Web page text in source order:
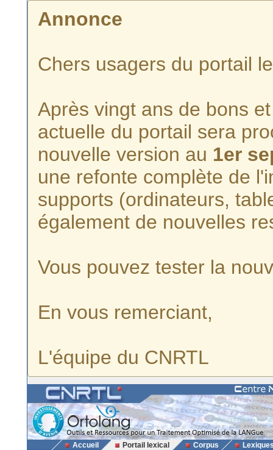
Annonce
Chers usagers du portail
Après vingt ans de bons
actuelle du portail sera
nouvelle version au 1er
une refonte complète de
supports (ordinateurs,
également de nouvelles
Vous pouvez tester la
En vous remerciant,
L'équipe du CNRTL
Accueil Portail lexical Corpus